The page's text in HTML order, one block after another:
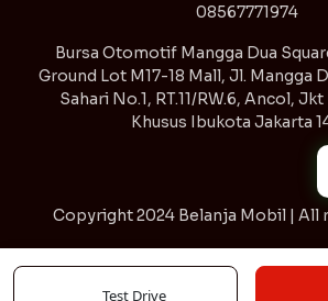
Test Drive
08567771974
Bursa Otomotif Mangga Dua
Ground Lot M17-18 Mall, Jl. Mangga
Sahari No.1, RT.11/RW.6, Ancol,
Khusus Ibukota Jakarta
Copyright2024 Belanja Mobil | All
Kebijakan Privasi